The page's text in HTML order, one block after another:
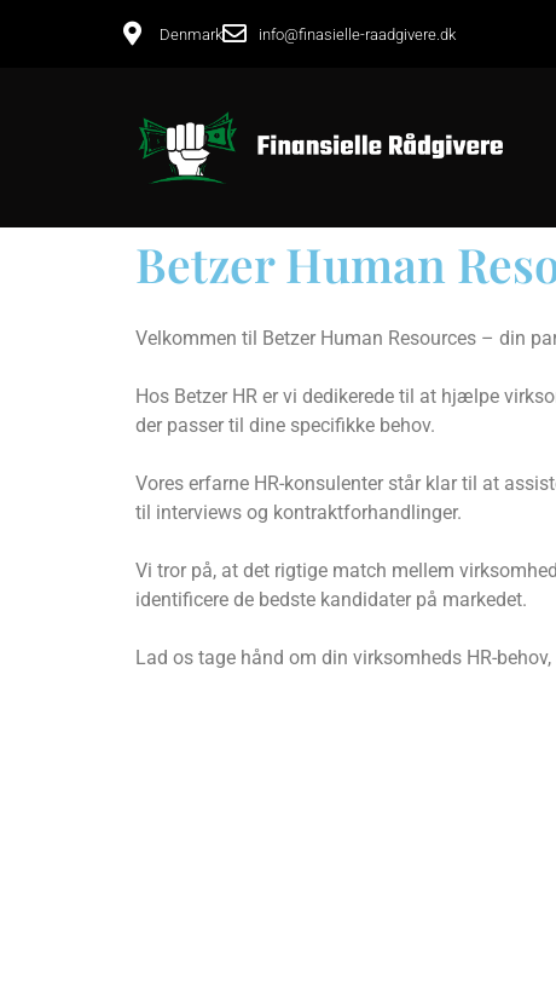
Denmark info@finasielle-raadgivere.dk
Betzer Human
Velkommen til Betzer Human Resources – din
Hos Betzer HR er vi dedikerede til at hjælpe
der passer til dine specifikke behov.
Vores erfarne HR-konsulenter står klar til at
til interviews og kontraktforhandlinger.
Vi tror på, at det rigtige match mellem
identificere de bedste kandidater på markedet.
Lad os tage hånd om din virksomheds HR-